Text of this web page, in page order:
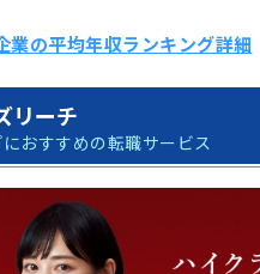
の平均年収ランキング詳細
リーチ
おすすめの転職サービス